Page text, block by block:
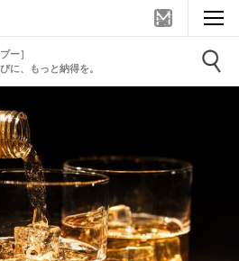
ー］
に、もっと納得を。